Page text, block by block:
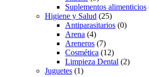
Suplementos alimenticios
Higiene y Salud (25)
Antiparasitarios (0)
Arena (4)
Areneros (7)
Cosmética (12)
Limpieza Dental (2)
Juguetes (1)